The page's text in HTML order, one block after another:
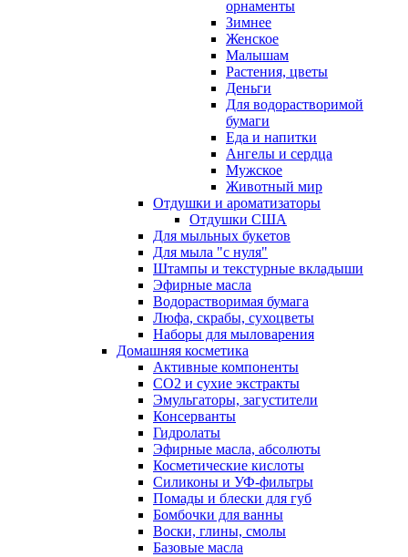
орнаменты
Зимнее
Женское
Малышам
Растения, цветы
Деньги
Для водорастворимой
бумаги
Еда и напитки
Ангелы и сердца
Мужское
Животный мир
Отдушки и ароматизаторы
Отдушки США
Для мыльных букетов
Для мыла "с нуля"
Штампы и текстурные вкладыши
Эфирные масла
Водорастворимая бумага
Люфа, скрабы, сухоцветы
Наборы для мыловарения
Домашняя косметика
Активные компоненты
СО2 и сухие экстракты
Эмульгаторы, загустители
Консерванты
Гидролаты
Эфирные масла, абсолюты
Косметические кислоты
Силиконы и УФ-фильтры
Помады и блески для губ
Бомбочки для ванны
Воски, глины, смолы
Базовые масла